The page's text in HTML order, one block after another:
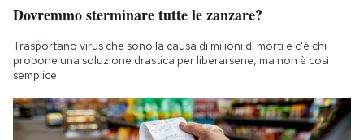
Dovremmo sterminare tutte le zanzare?
Trasportano virus che sono la causa di milioni di morti e c'è chi
propone una soluzione drastica per liberarsene, ma non è così
semplice